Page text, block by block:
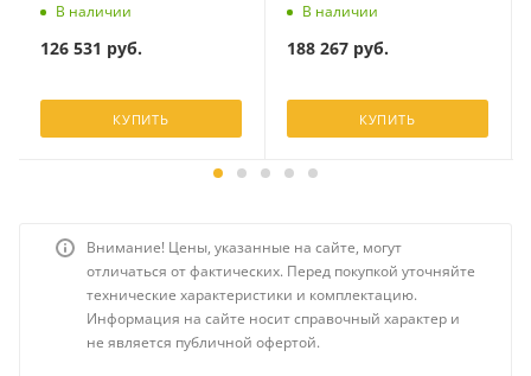
В наличии
126 531 руб.
КУПИТЬ
В наличии
188 267руб.
КУПИТЬ
Внимание! Цены, указанные на сайте, могут
отличаться от фактических. Перед покупкой уточняйте
технические характеристики и комплектацию.
Информация на сайте носит справочный характер и
не является публичной офертой.